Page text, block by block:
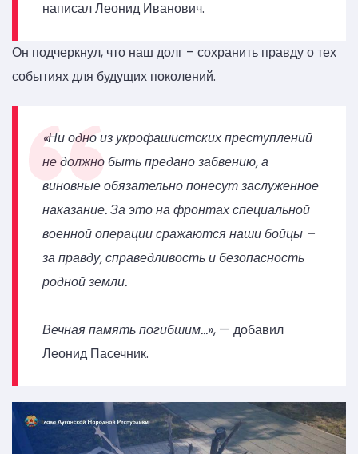
написал Леонид Иванович.
Он подчеркнул, что наш долг – сохранить правду о тех
событиях для будущих поколений.
«Ни одно из укрофашистских преступлений
не должно быть предано забвению, а
виновные обязательно понесут заслуженное
наказание. За это на фронтах специальной
военной операции сражаются наши бойцы –
за правду, справедливость и безопасность
родной земли.
Вечная память погибшим…», — добавил
Леонид Пасечник.